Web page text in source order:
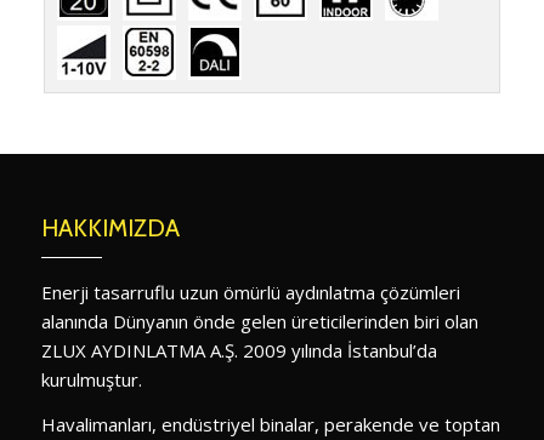
HAKKIMIZDA
Enerji tasarruflu uzun ömürlü aydınlatma çözümleri
alanında Dünyanın önde gelen üreticilerinden biri olan
ZLUX AYDINLATMA A.Ş. 2009 yılında İstanbul’da
kurulmuştur.
Havalimanları, endüstriyel binalar, perakende ve toptan